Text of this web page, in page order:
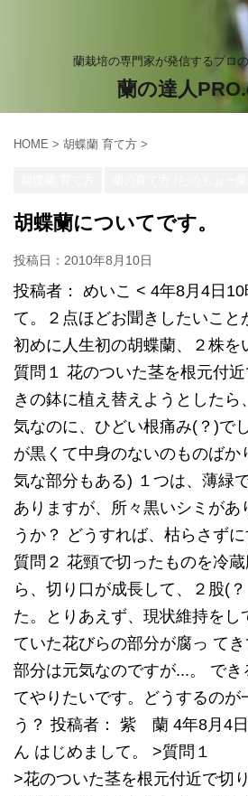
蘭栽培の専門家が発信するプロ
蘭の達人
HOME > 胡蝶蘭 育て方 >
胡蝶蘭についてです。
投稿日： 2010年8月10日
投稿者： めいこ < 4年8月4日
て。２点ほどお聞きしたいこと
初めに人生初の胡蝶蘭、２株を
質問１ 花のついた茎を根元付
きの鉢に植え替えようとしたら
気なのに、ひどい根痛み(？)で
が黒くて中身のないのものばか
気な部分もある) １つは、薄緑
ありますが、所々黒いシミがあ
うか？ どうすれば、枯らさず
質問２ 花頸で切ったものを冷
ら、切り口が成長して、２股(
た。とりあえず、現状維持をし
ていた花びらの部分が腐っ て
部分は元気なのですが...。 でき
てやりたいです。どうするのが
う？ 投稿者： 紫 蘭 4年8月4
ん はじめまして。 >質問１
>花のついた茎を根元付近で切